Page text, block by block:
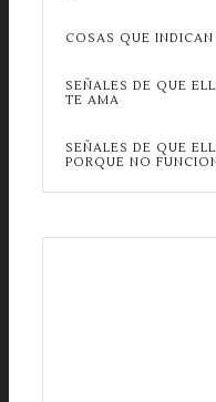
COSAS QUE
SEÑALES DE QUE
TE AMA
SEÑALES DE QUE
PORQUE NO